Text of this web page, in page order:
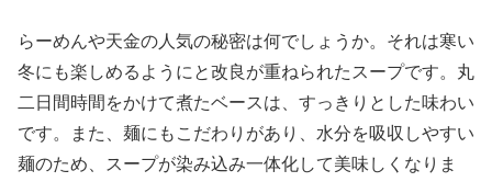
らーめんや天金の人気の秘密は何でしょうか。それは寒い
冬にも楽しめるようにと改良が重ねられたスープです。丸
二日間時間をかけて煮たベースは、すっきりとした味わい
です。また、麺にもこだわりがあり、水分を吸収しやすい
麺のため、スープが染み込み一体化して美味しくなりま